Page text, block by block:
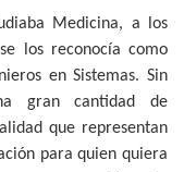
Medicina, a los
los reconocía como
en Sistemas. Sin
gran cantidad de
que representan
para quien quiera